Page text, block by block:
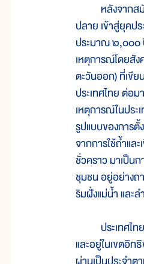
หลังจากสมั
ปลาย เข้าสู่ยุคป
ประมาณ ๒,๐๐๐
เหตุการณ์โดยสั
ตะวันออก) ที่เขี
ประเทศไทย ต่อม
เหตุการณ์ในประ
รูปแบบของการตั้
จากการใช้ถ้ำแล
ชั่วคราว มาเป็น
ชุมชน อยู่อย่างถ
ริมฝั่งแม่น้ำ และล
ประเทศไทย
และอยู่ในเขตอิ